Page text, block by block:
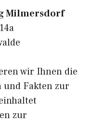
Milmersdorf
wir Ihnen die
Fakten zur
zur